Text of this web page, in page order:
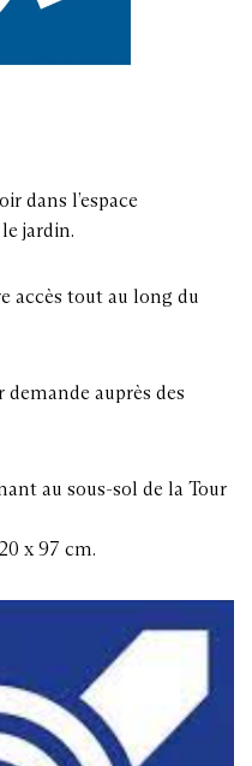
dans l’espace
jardin.
accès tout au long du
demande auprès des
au sous-sol de la Tour
x 97 cm.